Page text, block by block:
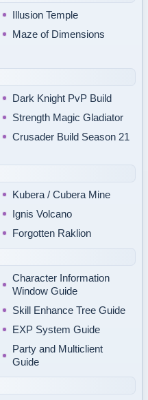
Illusion Temple
Maze of Dimensions
Dark Knight PvP Build
Strength Magic Gladiator
Crusader Build Season 21
Kubera / Cubera Mine
Ignis Volcano
Forgotten Raklion
Character Information
Window Guide
Skill Enhance Tree Guide
EXP System Guide
Party and Multiclient
Guide